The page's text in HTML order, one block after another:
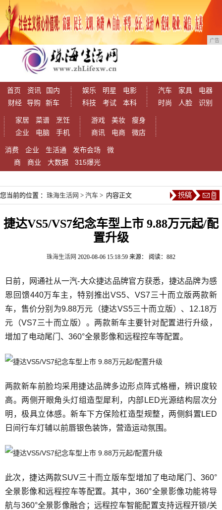
广告
首页 资讯
国内
财经
导购 新车
娱乐 明星
电影
科技
考试 本科
汽车 家具
电器
时尚
人脸 识别
家居 菜谱
烹饪
企业
电脑 手机
游戏 美妆
瘦身
商讯
电商 微店
消费 企业 生活通 发布会场
微
商
商业 大数据 315爆光
您当前的位置 ： 珠海生活网 > 汽车 > 内容正文
捷达VS5/VS7纪念车型上市 9.88万元起/配
置升级
珠海生活网 2020-08-06 15:18:59 来源： 阅读：882
日前，网通社从一汽-大众捷达品牌官方获悉，捷达品牌为感
恩回馈440万车主，特别推出VS5、VS7三十而立版两款新
车，售价分别为9.88万元（捷达VS5三十而立版）、12.18万
元（VS7三十而立版）。两款新车主要针对配置进行升级，
增加了电动尾门、360°全景影像和远程控车等配置。
两款新车前脸均采用捷达品牌多边形点阵式格栅，辨识度较
高。两侧开眼角头灯组造型犀利，内部LED光源结构层次分
明，极具立体感。新车下方保险杠造型规整，两侧斜置LED
日间行车灯辅以前唇银色装饰，营造运动氛围。
此次，捷达两款SUV三十而立版车型增加了电动尾门、360°
全景影像和远程控车等配置。其中，360°全景影像功能将导
航与360°全景影像融合；远程控车智能配置支持远程开锁/关